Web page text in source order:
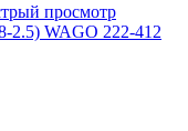
просмотр
2.5) WAGO 222-412